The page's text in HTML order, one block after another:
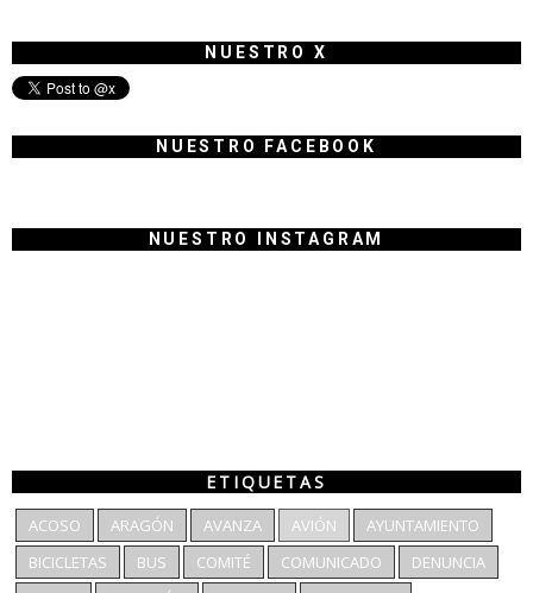
NUESTRO X
NUESTRO FACEBOOK
NUESTRO INSTAGRAM
ETIQUETAS
ACOSO ARAGÓN AVANZA AVIÓN
AYUNTAMIENTO
BICICLETAS
BUS COMITÉ COMUNICADO
DENUNCIA